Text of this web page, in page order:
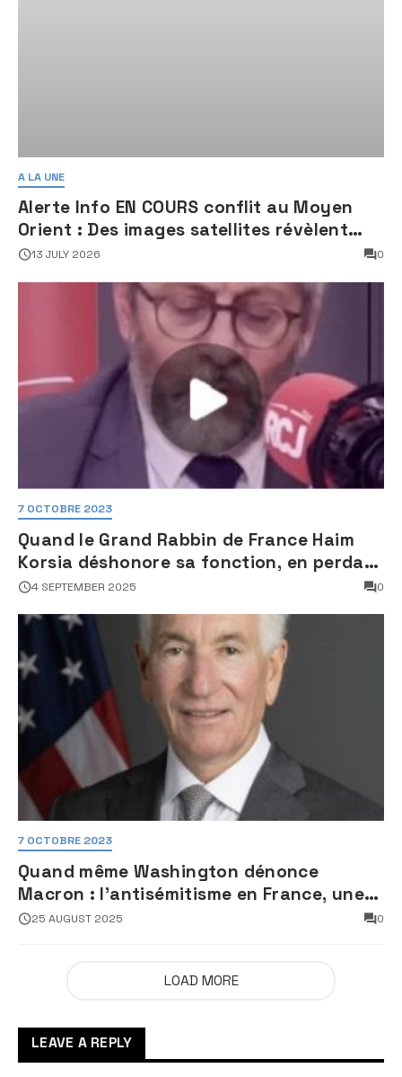
A LA UNE
Alerte Info EN COURS conflit au Moyen
Orient : Des images satellites révèlent
une activité jugée « inquiétante » sur
13 JULY 2026 0
7 OCTOBRE 2023
Quand le Grand Rabbin de France Haim
Korsia déshonore sa fonction, en perdant
son sang froid
4 SEPTEMBER 2025 0
7 OCTOBRE 2023
Quand même Washington dénonce
Macron : l’antisémitisme en France, une
faillite d’État
25 AUGUST 2025 0
LOAD MORE
LEAVE A REPLY